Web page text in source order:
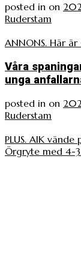
posted in on
Ruderstam
ANNONS. Här
Våra
unga
posted in on
Ruderstam
PLUS. AIK
Örgryte med 4-